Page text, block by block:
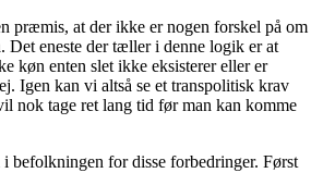
præmis, at der ikke er nogen forskel på om
Det eneste der tæller i denne logik er at
køn enten slet ikke eksisterer eller er
Igen kan vi altså se et transpolitisk krav
nok tage ret lang tid før man kan komme
befolkningen for disse forbedringer. Først